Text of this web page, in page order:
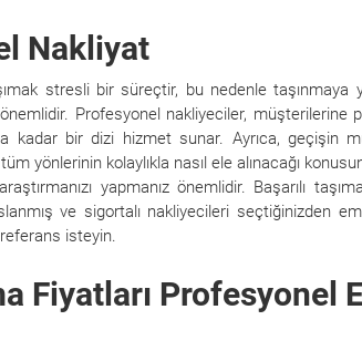
Nakliyat
stresli bir süreçtir, bu nedenle taşınmaya
Profesyonel nakliyeciler, müşterilerine
kadar bir dizi hizmet sunar. Ayrıca, geçişin
tüm yönlerinin kolaylıkla nasıl ele alınacağı
yapmanız önemlidir. Başarılı
ve sigortalı nakliyecileri seçtiğinizden
isteyin.
Fiyatları Profesyonel